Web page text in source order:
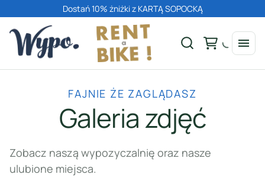
Dostań 10% żniżki z KARTĄ SOPOCKĄ
FAJNIE ŻE ZAGLĄDASZ
Galeria zdjęć
Zobacz naszą wypozyczalnię oraz nasze
ulubione miejsca.